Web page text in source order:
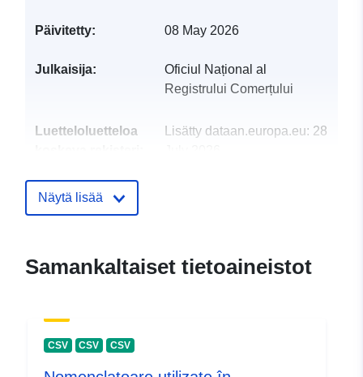
Päivitetty: 08 May 2026
Julkaisija:
Oficiul Național al
Registrului Comerțului
Luetteloluetteloa
Lisätty dataan.europa.eu: 28
Näytä lisää
Samankaltaiset tietoaineistot
CSV CSV CSV